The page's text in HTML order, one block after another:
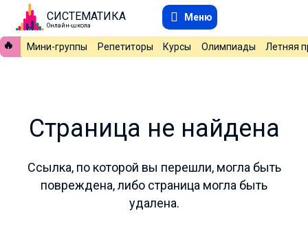
СИСТЕМАТИКА
Онлайн-школа
Меню
🔥 Мини-группы Репетиторы Курсы Олимпиады Летняя
Страница не найдена
Ссылка, по которой вы перешли, могла быть
повреждена, либо страница могла быть
удалена.